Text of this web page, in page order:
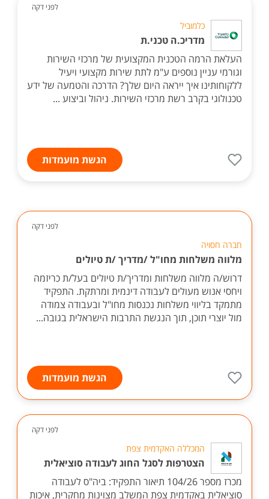
לפני דקה
כלמוביל
מדריכ.ה טכני.ת
העלאת הרמה הטכנית המקצועית של מרכזי השירות
וגורמי עניין נוספים ע"מ לתת שירות מקצועי ויעיל
ללקוחותינו איך ייראה היום שלך? הדרכה והטמעה של ידע
טכנולוגי בקרב רשת מרכזי השירות. ניהול וביצוע ...
הגשת מועמדות
לפני דקה
חברה חסויה
מלווה משלחות מחו"ל /מדריך /ת טיולים
דרוש/ה מלווה משלחות ומדריך/ת טיולים בעל/ת כריזמה
ויחסי אנוש מעולים לעבודה דינמית ומרתקת. התפקיד
מתמקד בליווי משלחות נכנסות מחו"ל ובעבודה צמודה
מול יוצרי תוכן, תוך הנגשת התרבות הישראלית בגובה...
הגשת מועמדות
לפני דקה
המכללה האקדמית צפת
הצטרפות לסגל החוג לעבודה סוציאלית
מכרז מספר 104/26 תיאור התפקיד: ביה"ס לעבודה
סוציאלית באקדמית צפת המשלב מצוינות מחקרית, איכות